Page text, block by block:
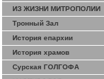
ИЗ ЖИЗНИ МИТРОПОЛИИ
Тронный Зал
История епархии
История храмов
Сурская ГОЛГОФА